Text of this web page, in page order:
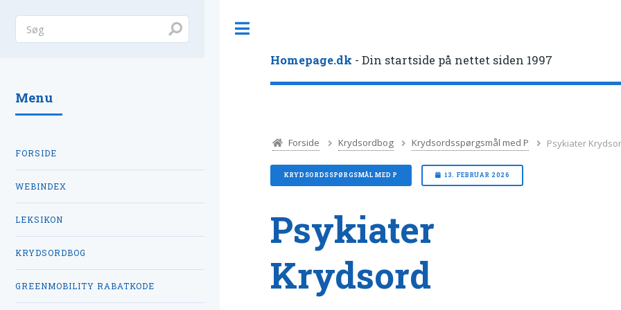
Homepage.dk - Din startside på nettet siden 1997
Forside Krydsordbog Krydsordsspørgsmål med P Psykiater
KRYDSORDSSPØRGSMÅL MED P 13. FEBRUAR 2026
Psykiater
Krydsord
Menu
FORSIDE
WEBINDEX
LEKSIKON
KRYDSORDBOG
GREENMOBILITY RABATKODE